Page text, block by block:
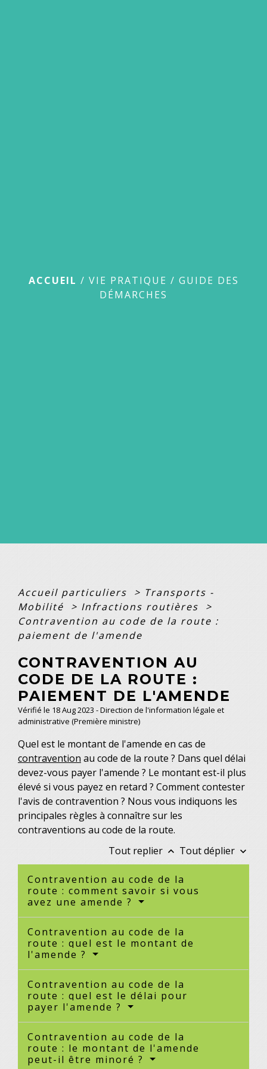
ACCUEIL / VIE PRATIQUE / GUIDE DES
DÉMARCHES
Accueil particuliers > Transports -
Mobilité
> Infractions routières
>
Contravention au code de la route :
paiement de l'amende
CONTRAVENTION AU
CODE DE LA ROUTE :
PAIEMENT DE L'AMENDE
Vérifié le 18 Aug 2023 - Direction de l'information légale et
administrative (Première ministre)
Quel est le montant de l'amende en cas de
contravention au code de la route ? Dans quel délai
devez-vous payer l'amende ? Le montant est-il plus
élevé si vous payez en retard ? Comment contester
l'avis de contravention ? Nous vous indiquons les
principales règles à connaître sur les
contraventions au code de la route.
Tout replier keyboard_arrow_up Tout déplier keyboard_arrow_down
Contravention au code de la
route : comment savoir si vous
avez une amende ?
Contravention au code de la
route : quel est le montant de
l'amende ?
Contravention au code de la
route : quel est le délai pour
payer l'amende ?
Contravention au code de la
route : le montant de l'amende
peut-il être minoré ?